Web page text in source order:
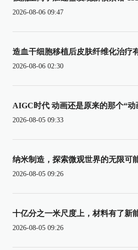
2026-08-06 09:47
造血干细胞移植后皮肤纤维化治疗
2026-08-06 02:30
AIGC时代 动画还是原来的那个“动
2026-08-05 09:33
纳米制造，探索微观世界的无限可
2026-08-05 09:26
十亿分之一米尺度上，材料有了新
2026-08-05 09:26